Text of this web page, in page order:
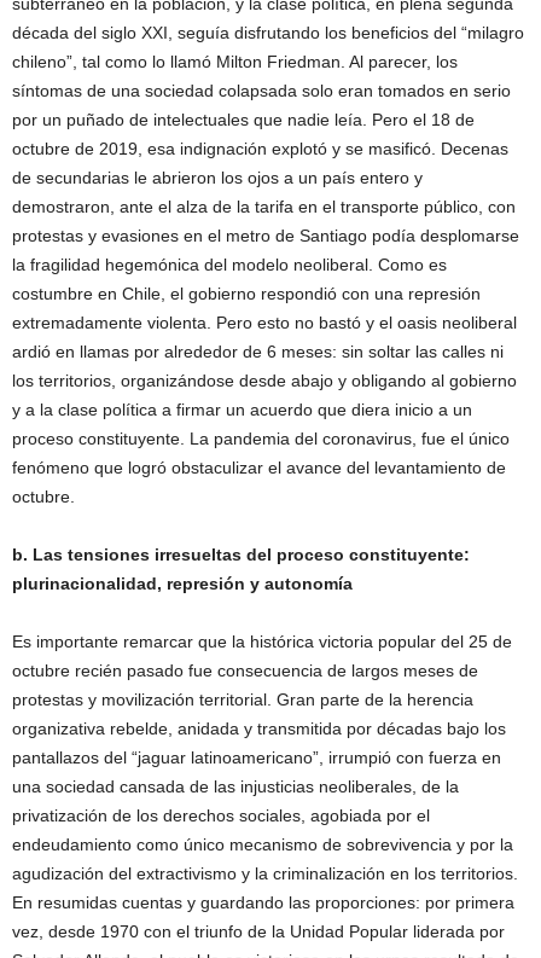
década del siglo XXI, seguía disfrutando los beneficios del “milagro
chileno”, tal como lo llamó Milton Friedman. Al parecer, los
síntomas de una sociedad colapsada solo eran tomados en serio
por un puñado de intelectuales que nadie leía. Pero el 18 de
octubre de 2019, esa indignación explotó y se masificó. Decenas
de secundarias le abrieron los ojos a un país entero y
demostraron, ante el alza de la tarifa en el transporte público, con
protestas y evasiones en el metro de Santiago podía desplomarse
la fragilidad hegemónica del modelo neoliberal. Como es
costumbre en Chile, el gobierno respondió con una represión
extremadamente violenta. Pero esto no bastó y el oasis neoliberal
ardió en llamas por alrededor de 6 meses: sin soltar las calles ni
los territorios, organizándose desde abajo y obligando al gobierno
y a la clase política a firmar un acuerdo que diera inicio a un
proceso constituyente. La pandemia del coronavirus, fue el único
fenómeno que logró obstaculizar el avance del levantamiento de
octubre.
b. Las tensiones irresueltas del proceso constituyente:
plurinacionalidad, represión y autonomía
Es importante remarcar que la histórica victoria popular del 25 de
octubre recién pasado fue consecuencia de largos meses de
protestas y movilización territorial. Gran parte de la herencia
organizativa rebelde, anidada y transmitida por décadas bajo los
pantallazos del “jaguar latinoamericano”, irrumpió con fuerza en
una sociedad cansada de las injusticias neoliberales, de la
privatización de los derechos sociales, agobiada por el
endeudamiento como único mecanismo de sobrevivencia y por la
agudización del extractivismo y la criminalización en los territorios.
En resumidas cuentas y guardando las proporciones: por primera
vez, desde 1970 con el triunfo de la Unidad Popular liderada por